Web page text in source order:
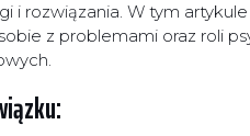
i rozwiązania. W tym
z problemami oraz roli